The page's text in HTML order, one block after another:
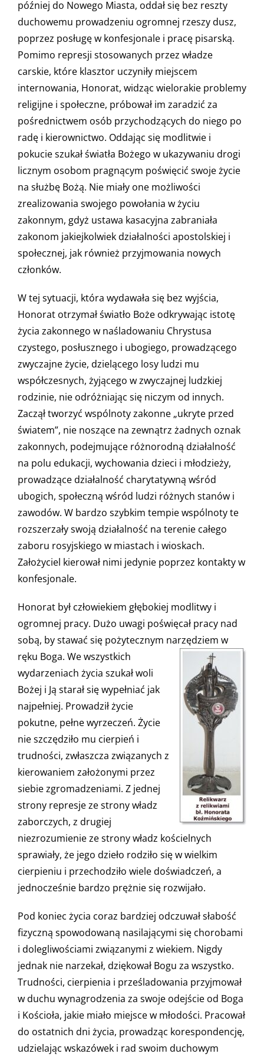
później do Nowego Miasta, oddał się bez reszty
duchowemu prowadzeniu ogromnej rzeszy dusz,
poprzez posługę w konfesjonale i pracę pisarską.
Pomimo represji stosowanych przez władze
carskie, które klasztor uczyniły miejscem
internowania, Honorat, widząc wielorakie problemy
religijne i społeczne, próbował im zaradzić za
pośrednictwem osób przychodzących do niego po
radę i kierownictwo. Oddając się modlitwie i
pokucie szukał światła Bożego w ukazywaniu drogi
licznym osobom pragnącym poświęcić swoje życie
na służbę Bożą. Nie miały one możliwości
zrealizowania swojego powołania w życiu
zakonnym, gdyż ustawa kasacyjna zabraniała
zakonom jakiejkolwiek działalności apostolskiej i
społecznej, jak również przyjmowania nowych
członków.
W tej sytuacji, która wydawała się bez wyjścia,
Honorat otrzymał światło Boże odkrywając istotę
życia zakonnego w naśladowaniu Chrystusa
czystego, posłusznego i ubogiego, prowadzącego
zwyczajne życie, dzielącego losy ludzi mu
współczesnych, żyjącego w zwyczajnej ludzkiej
rodzinie, nie odróżniając się niczym od innych.
Zaczął tworzyć wspólnoty zakonne „ukryte przed
światem”, nie noszące na zewnątrz żadnych oznak
zakonnych, podejmujące różnorodną działalność
na polu edukacji, wychowania dzieci i młodzieży,
prowadzące działalność charytatywną wśród
ubogich, społeczną wśród ludzi różnych stanów i
zawodów. W bardzo szybkim tempie wspólnoty te
rozszerzały swoją działalność na terenie całego
zaboru rosyjskiego w miastach i wioskach.
Założyciel kierował nimi jedynie poprzez kontakty w
konfesjonale.
Honorat był człowiekiem głębokiej modlitwy i
ogromnej pracy. Dużo uwagi poświęcał pracy nad
sobą, by stawać się pożytecznym narzędziem w
ręku Boga. Wewszystkich
wydarzeniach życia szukał woli
Bożej i Ją starał się wypełniać jak
najpełniej. Prowadził życie
pokutne, pełne wyrzeczeń. Życie
nie szczędziło mu cierpień i
trudności, zwłaszcza związanych z
kierowaniem założonymi przez
siebie zgromadzeniami. Z jednej
strony represje ze strony władz
zaborczych, z drugiej
niezrozumienie ze strony władz kościelnych
sprawiały, że jego dzieło rodziło się w wielkim
cierpieniu i przechodziło wiele doświadczeń, a
jednocześnie bardzo prężnie się rozwijało.
Pod koniec życia coraz bardziej odczuwał słabość
fizyczną spowodowaną nasilającymi się chorobami
i dolegliwościami związanymi z wiekiem. Nigdy
jednak nie narzekał, dziękował Bogu za wszystko.
Trudności, cierpienia i prześladowania przyjmował
w duchu wynagrodzenia za swoje odejście od Boga
i Kościoła, jakie miało miejsce w młodości. Pracował
do ostatnich dni życia, prowadząc korespondencję,
udzielając wskazówek i rad swoim duchowym